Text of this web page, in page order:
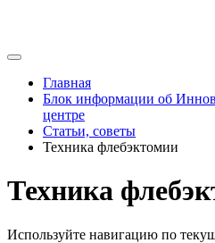
Главная
Блок информации об
центре
Статьи, советы
Техника флебэктомии
Техника
Используйте навигацию по